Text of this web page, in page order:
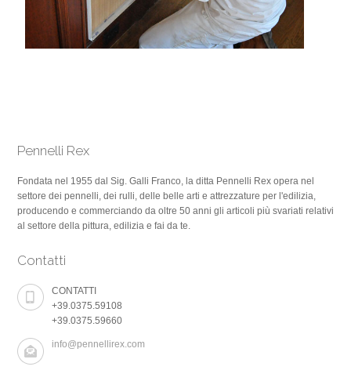
Pennelli Rex
Fondata nel 1955 dal Sig. Galli Franco, la ditta Pennelli Rex opera nel
settore dei pennelli, dei rulli, delle belle arti e attrezzature per l'edilizia,
producendo e commerciando da oltre 50 anni gli articoli più svariati relativi
al settore della pittura, edilizia e fai da te.
Contatti
CONTATTI
+39.0375.59108
+39.0375.59660
info@pennellirex.com